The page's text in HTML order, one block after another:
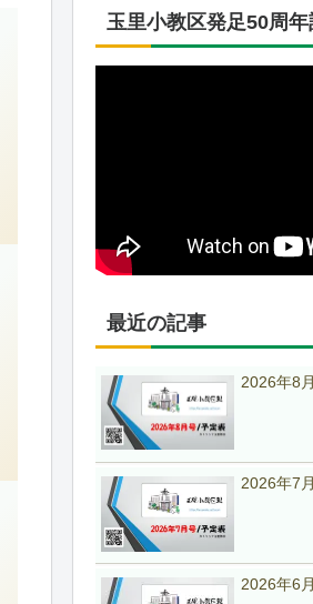
玉里小教区発足50周
最近の記事
2026年8
2026年7
2026年6